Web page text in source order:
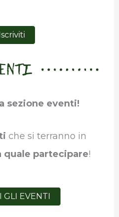
sezione eventi!
che si terranno in
quale partecipare!
GLI EVENTI